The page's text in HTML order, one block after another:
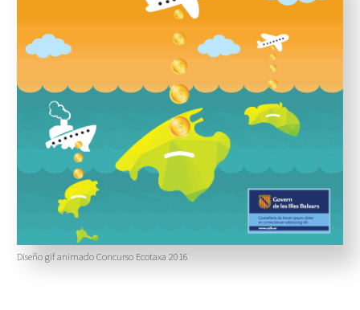
Diseño gif animado Concurso Ecotaxa 2016